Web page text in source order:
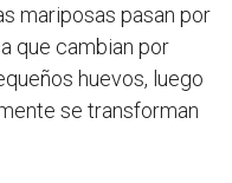
mariposas pasan por
que cambian por
huevos, luego
se transforman